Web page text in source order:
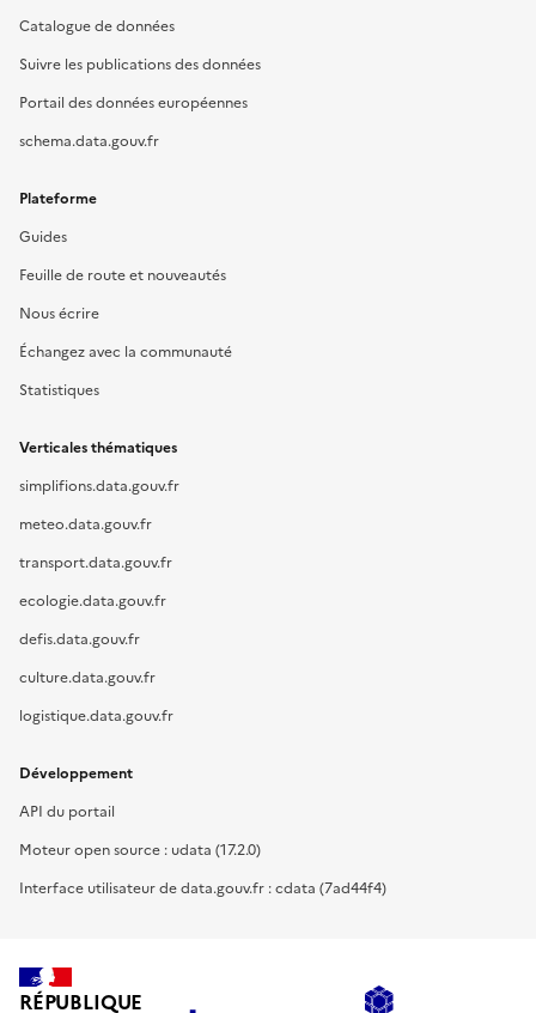
Catalogue de données
Suivre les publications des données
Portail des données européennes
schema.data.gouv.fr
Plateforme
Guides
Feuille de route et nouveautés
Nous écrire
Échangez avec la communauté
Statistiques
Verticales thématiques
simplifions.data.gouv.fr
meteo.data.gouv.fr
transport.data.gouv.fr
ecologie.data.gouv.fr
defis.data.gouv.fr
culture.data.gouv.fr
logistique.data.gouv.fr
Développement
API du portail
Moteur open source : udata (17.2.0)
Interface utilisateur de data.gouv.fr : cdata (7ad44f4)
RÉPUBLIQUE